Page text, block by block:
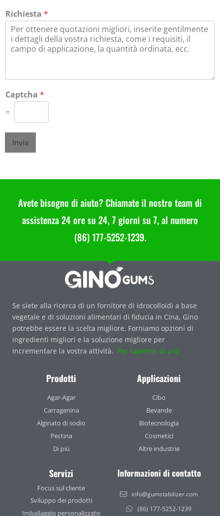
Richiesta *
Captcha *
=
Invia
Avete bisogno di aiuto? Chiamate il nostro team di
assistenza 24 ore su 24, 7 giorni su 7, al numero
(86) 177-5252-1239.
Se siete alla ricerca di un fornitore di idrocolloidi a base
vegetale e di soluzioni alimentari di fiducia in Cina, Gino
potrebbe essere la scelta migliore. Forniamo opzioni di
ingredienti migliori e la soluzione migliore per
incrementare la vostra attività. Per saperne di più
Prodotti
Agar-Agar
Carragenina
Alginato di sodio
Pectina
Di più
Applicazioni
Cibo
Bevande
Biotecnologia
Cosmetici
Altre industrie
Servizi
Focus sul cliente
Sviluppo dei prodotti
Imballaggio personalizzato
Informazioni di contatto
info@gumstabilizer.com
(86) 177-5252-1239